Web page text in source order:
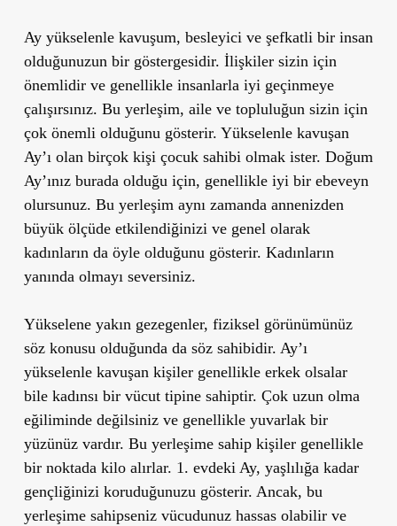
Ay yükselenle kavuşum, besleyici ve şefkatli bir insan
olduğunuzun bir göstergesidir. İlişkiler sizin için
önemlidir ve genellikle insanlarla iyi geçinmeye
çalışırsınız. Bu yerleşim, aile ve topluluğun sizin için
çok önemli olduğunu gösterir. Yükselenle kavuşan
Ay’ı olan birçok kişi çocuk sahibi olmak ister. Doğum
Ay’ınız burada olduğu için, genellikle iyi bir ebeveyn
olursunuz. Bu yerleşim aynı zamanda annenizden
büyük ölçüde etkilendiğinizi ve genel olarak
kadınların da öyle olduğunu gösterir. Kadınların
yanında olmayı seversiniz.
Yükselene yakın gezegenler, fiziksel görünümünüz
söz konusu olduğunda da söz sahibidir. Ay’ı
yükselenle kavuşan kişiler genellikle erkek olsalar
bile kadınsı bir vücut tipine sahiptir. Çok uzun olma
eğiliminde değilsiniz ve genellikle yuvarlak bir
yüzünüz vardır. Bu yerleşime sahip kişiler genellikle
bir noktada kilo alırlar. 1. evdeki Ay, yaşlılığa kadar
gençliğinizi koruduğunuzu gösterir. Ancak, bu
yerleşime sahipseniz vücudunuz hassas olabilir ve